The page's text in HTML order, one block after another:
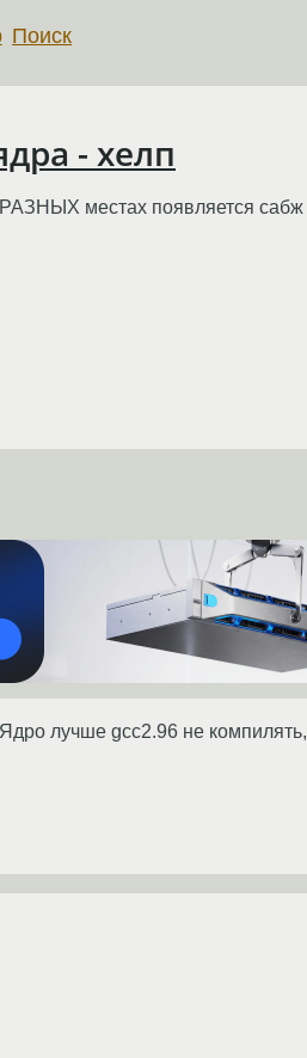
Поиск
- хелп
местах появляется сабж
лучше gcc2.96 не